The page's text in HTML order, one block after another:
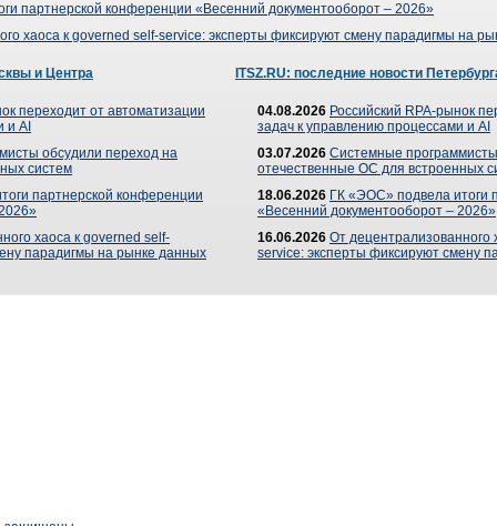
партнерской конференции «Весенний документооборот – 2026»
хаоса к governed self-service: эксперты фиксируют смену парадигмы на
и Центра
переходит от автоматизации
и AI
обсудили переход на
систем
партнерской конференции
хаоса к governed self-
парадигмы на рынке данных
ITSZ.RU: последние новости
04.08.2026 Российский RPA-рынок
задач к управлению процессами и AI
03.07.2026 Системные
отечественные ОС для встроенных
18.06.2026 ГК «ЭОС» подвела итоги
«Весенний документооборот – 2026»
16.06.2026 От децентрализованного
service: эксперты фиксируют смену